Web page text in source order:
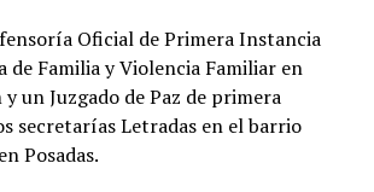
Oficial de Primera Instancia
de Familia y Violencia Familiar en
un Juzgado de Paz de primera
secretarías Letradas en el barrio
Posadas.